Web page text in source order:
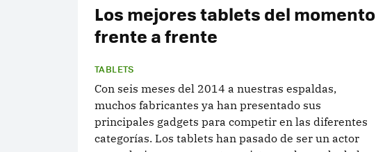
Los mejores tablets del momento
frente a frente
TABLETS
Con seis meses del 2014 a nuestras espaldas,
muchos fabricantes ya han presentado sus
principales gadgets para competir en las diferentes
categorías. Los tablets han pasado de ser un actor